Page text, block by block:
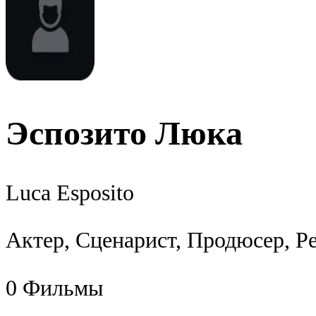
Эспозито Люка
Luca Esposito
Актер, Сценарист, Продюсер,
0 Фильмы